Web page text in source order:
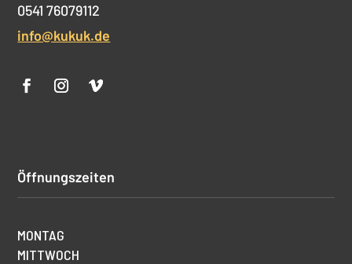
0541 76079112
info@kukuk.de
Öffnungszeiten
MONTAG
MITTWOCH